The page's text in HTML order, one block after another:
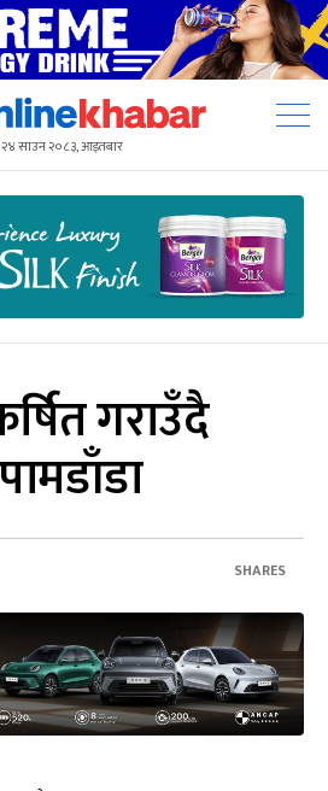
२४ साउन २०८३, आइतबार
गराउँदै
SHARES